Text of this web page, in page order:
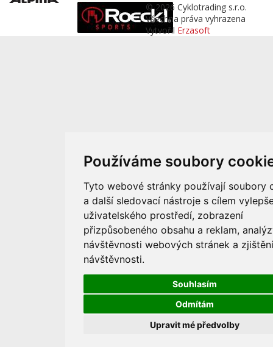
Používáme soubory
Tyto webové stránky používají soubory
a další sledovací nástroje s cílem
uživatelského prostředí, zobrazení
přizpůsobeného obsahu a reklam,
návštěvnosti webových stránek a
návštěvnosti.
Souhlasím
Odmítám
Upravit mé předvolby
© 2026 Cyklotrading s.r.o.
Všechna práva vyhrazena
Vytvořil Erzasoft